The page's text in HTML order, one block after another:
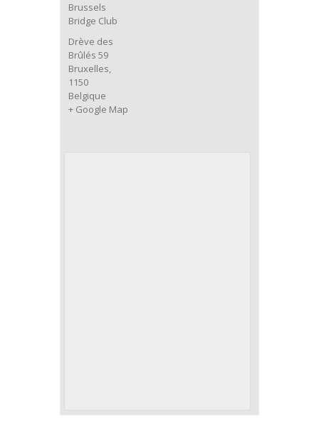
Brussels
Bridge Club
Drève des
Brûlés 59
Bruxelles,
1150
Belgique
+ Google Map